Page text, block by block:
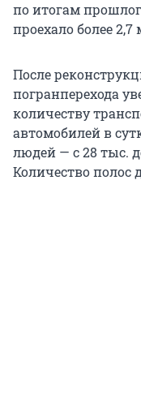
по итогам
проехало более
После
погранперехода
количеству
автомобилей в
людей — с 28 тыс.
Количество полос